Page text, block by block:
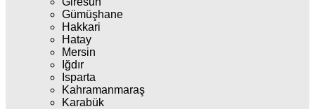
Gümüşhane
Hakkari
Hatay
Mersin
Iğdır
Isparta
Kahramanmaraş
Karabük